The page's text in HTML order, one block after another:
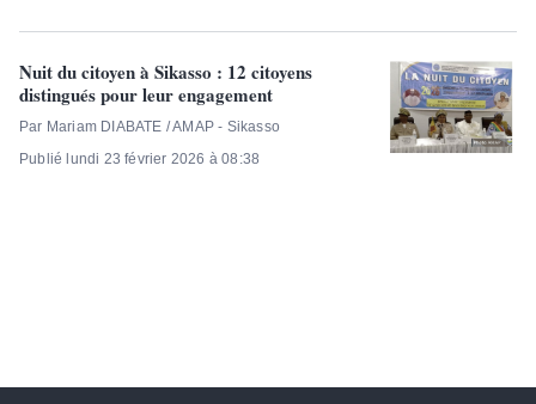
Nuit du citoyen à Sikasso : 12 citoyens
distingués pour leur engagement
Par Mariam DIABATE / AMAP - Sikasso
Publié lundi 23 février 2026 à 08:38